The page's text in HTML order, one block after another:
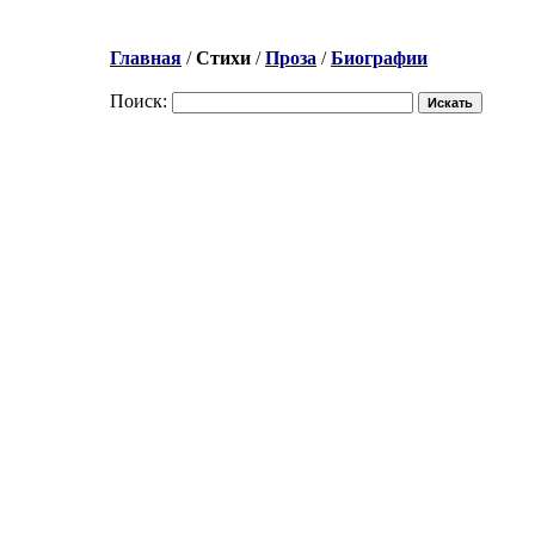
Главная /Стихи /Проза /Биографии
Поиск: